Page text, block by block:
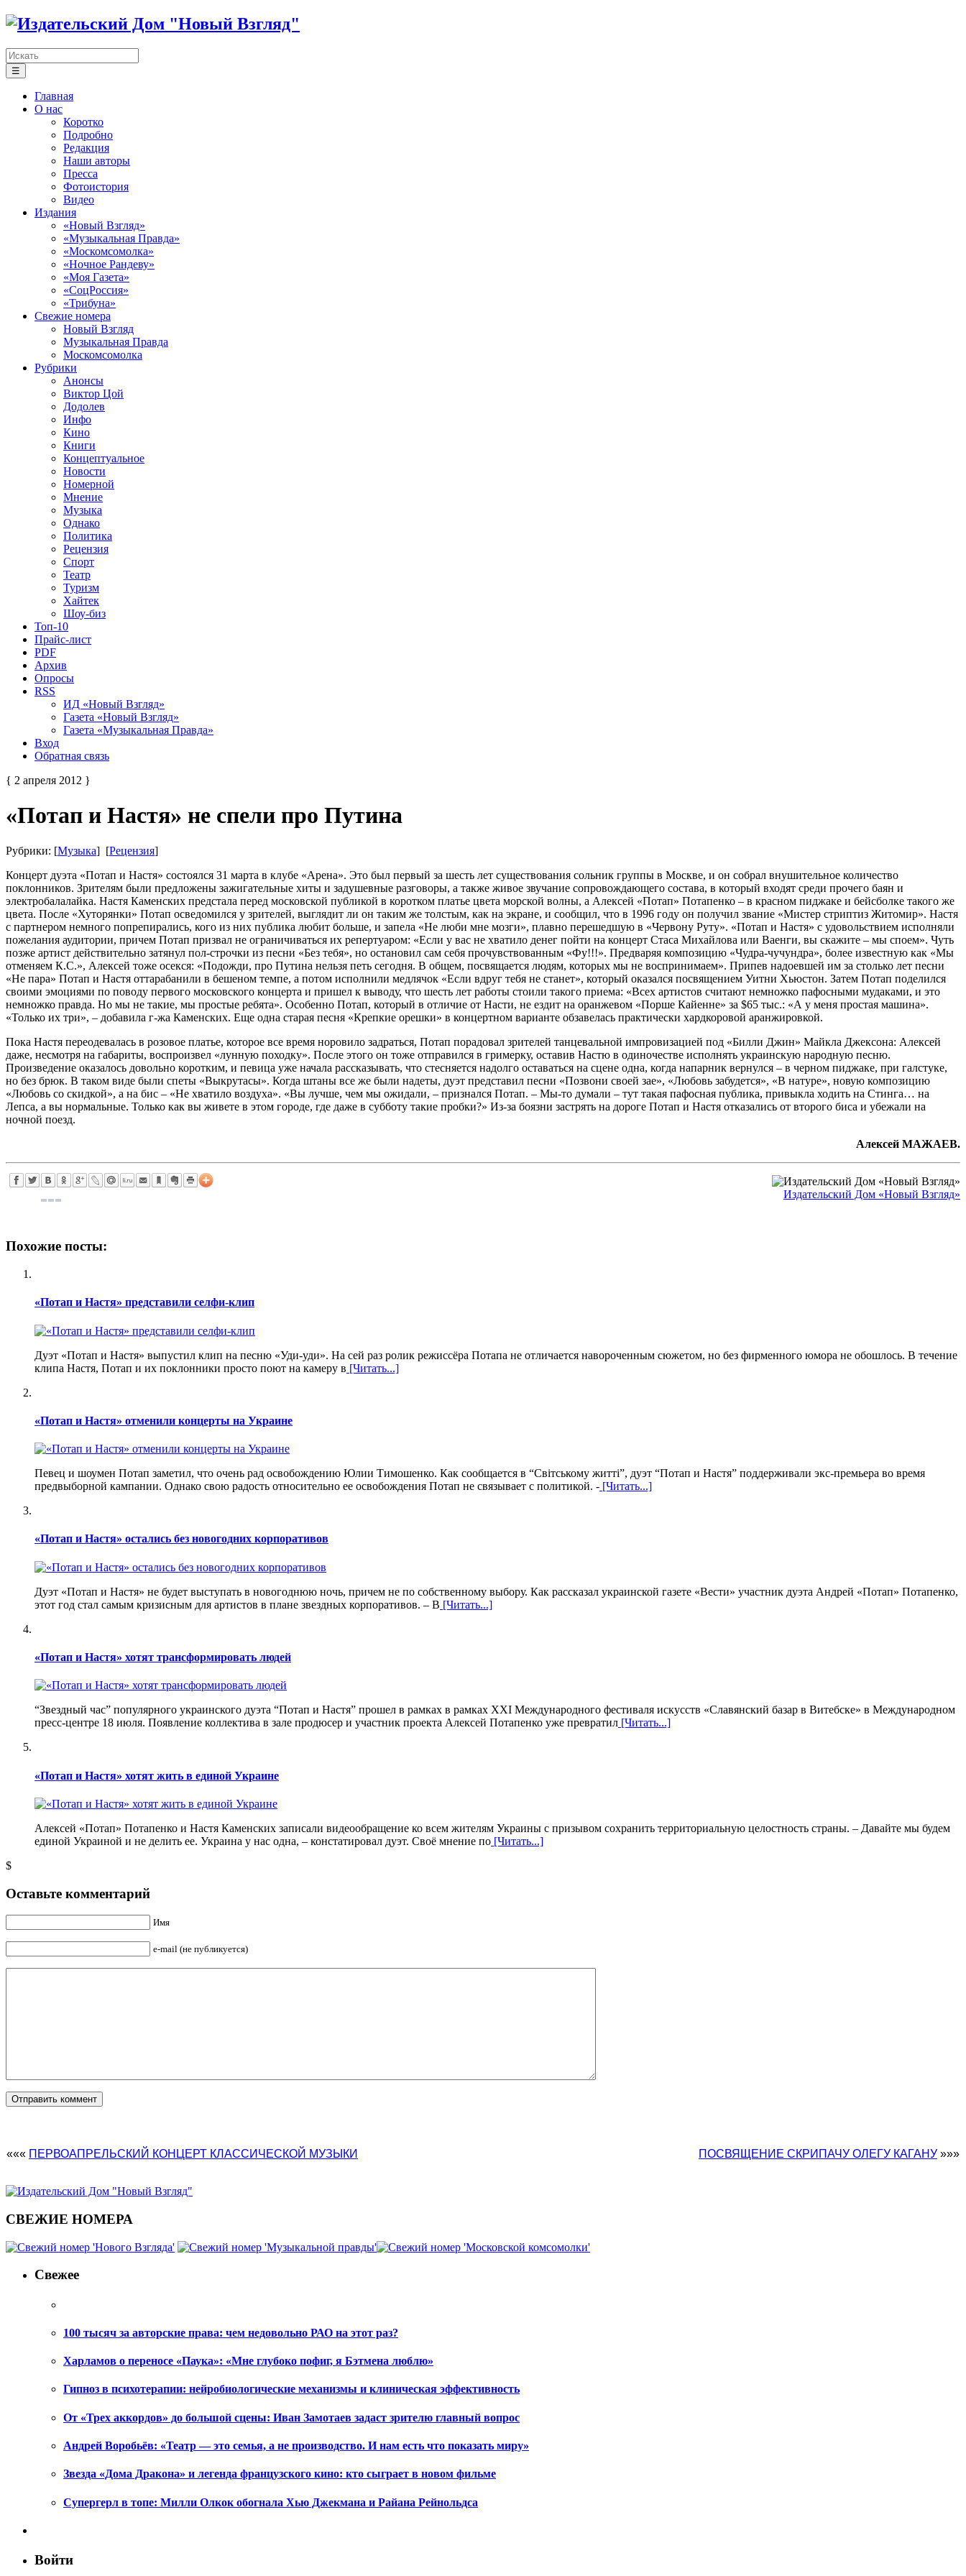
☰
Главная
О нас
Коротко
Подробно
Редакция
Наши авторы
Пресса
Фотоистория
Видео
Издания
«Новый Взгляд»
«Музыкальная Правда»
«Москомсомолка»
«Ночное Рандеву»
«Моя Газета»
«СоцРоссия»
«Трибуна»
Свежие номера
Новый Взгляд
Музыкальная Правда
Москомсомолка
Рубрики
Анонсы
Виктор Цой
Додолев
Инфо
Кино
Книги
Концептуальное
Новости
Номерной
Мнение
Музыка
Однако
Политика
Рецензия
Спорт
Театр
Туризм
Хайтек
Шоу-биз
Топ-10
Прайс-лист
PDF
Архив
Опросы
RSS
ИД «Новый Взгляд»
Газета «Новый Взгляд»
Газета «Музыкальная Правда»
Вход
Обратная связь
{ 2 апреля 2012 }
«Потап и Настя» не спели про Путина
Рубрики: [Музыка] [Рецензия]
Концерт дуэта «Потап и Настя» состоялся 31 марта в клубе «Арена». Это был первый за шесть лет существования сольник группы в Москве, и он собрал внушительное количество
поклонников. Зрителям были предложены зажигательные хиты и задушевные разговоры, а также живое звучание сопровождающего состава, в который входят среди прочего баян и
электробалалайка. Настя Каменских предстала перед московской публикой в коротком платье цвета морской волны, а Алексей «Потап» Потапенко – в красном пиджаке и бейсболке такого же
цвета. После «Хуторянки» Потап осведомился у зрителей, выглядит ли он таким же толстым, как на экране, и сообщил, что в 1996 году он получил звание «Мистер стриптиз Житомир». Настя
с партнером немного попрепирались, кого из них публика любит больше, и запела «Не люби мне мозги», плавно перешедшую в «Червону Руту». «Потап и Настя» с удовольствием исполняли
пожелания аудитории, причем Потап призвал не ограничиваться их репертуаром: «Если у вас не хватило денег пойти на концерт Стаса Михайлова или Ваенги, вы скажите – мы споем». Чуть
позже артист действительно затянул пол-строчки из песни «Без тебя», но остановил сам себя прочувствованным «Фу!!!». Предваряя композицию «Чудра-чучундра», более известную как «Мы
отменяем К.С.», Алексей тоже осекся: «Подожди, про Путина нельзя петь сегодня. В общем, посвящается людям, которых мы не воспринимаем». Припев надоевшей им за столько лет песни
«Не пара» Потап и Настя оттарабанили в бешеном темпе, а потом исполнили медлячок «Если вдруг тебя не станет», который оказался посвящением Уитни Хьюстон. Затем Потап поделился
своими эмоциями по поводу первого московского концерта и пришел к выводу, что шесть лет работы стоили такого приема: «Всех артистов считают немножко пафосными мудаками, и это
немножко правда. Но мы не такие, мы простые ребята». Особенно Потап, который в отличие от Насти, не ездит на оранжевом «Порше Кайенне» за $65 тыс.: «А у меня простая машина».
«Только их три», – добавила г-жа Каменских. Еще одна старая песня «Крепкие орешки» в концертном варианте обзавелась практически хардкоровой аранжировкой.
Пока Настя переодевалась в розовое платье, которое все время норовило задраться, Потап порадовал зрителей танцевальной импровизацией под «Билли Джин» Майкла Джексона: Алексей
даже, несмотря на габариты, воспроизвел «лунную походку». После этого он тоже отправился в гримерку, оставив Настю в одиночестве исполнять украинскую народную песню.
Произведение оказалось довольно коротким, и певица уже начала рассказывать, что стесняется надолго оставаться на сцене одна, когда напарник вернулся – в черном пиджаке, при галстуке,
но без брюк. В таком виде были спеты «Выкрутасы». Когда штаны все же были надеты, дуэт представил песни «Позвони своей зае», «Любовь забудется», «В натуре», новую композицию
«Любовь со скидкой», а на бис – «Не хватило воздуха». «Вы лучше, чем мы ожидали, – признался Потап. – Мы-то думали – тут такая пафосная публика, привыкла ходить на Стинга… на
Лепса, а вы нормальные. Только как вы живете в этом городе, где даже в субботу такие пробки?» Из-за боязни застрять на дороге Потап и Настя отказались от второго биса и убежали на
ночной поезд.
Алексей МАЖАЕВ.
Издательский Дом «Новый Взгляд»
Похожие посты:
«Потап и Настя» представили селфи-клип
Дуэт «Потап и Настя» выпустил клип на песню «Уди-уди». На сей раз ролик режиссёра Потапа не отличается навороченным сюжетом, но без фирменного юмора не обошлось. В течение
клипа Настя, Потап и их поклонники просто поют на камеру в [Читать...]
«Потап и Настя» отменили концерты на Украине
Певец и шоумен Потап заметил, что очень рад освобождению Юлии Тимошенко. Как сообщается в “Світському житті”, дуэт “Потап и Настя” поддерживали экс-премьера во время
предвыборной кампании. Однако свою радость относительно ее освобождения Потап не связывает с политикой. - [Читать...]
«Потап и Настя» остались без новогодних корпоративов
Дуэт «Потап и Настя» не будет выступать в новогоднюю ночь, причем не по собственному выбору. Как рассказал украинской газете «Вести» участник дуэта Андрей «Потап» Потапенко,
этот год стал самым кризисным для артистов в плане звездных корпоративов. – В [Читать...]
«Потап и Настя» хотят трансформировать людей
“Звездный час” популярного украинского дуэта “Потап и Настя” прошел в рамках в рамках XXI Международного фестиваля искусств «Славянский базар в Витебске» в Международном
пресс-центре 18 июля. Появление коллектива в зале продюсер и участник проекта Алексей Потапенко уже превратил [Читать...]
«Потап и Настя» хотят жить в единой Украине
Алексей «Потап» Потапенко и Настя Каменских записали видеообращение ко всем жителям Украины с призывом сохранить территориальную целостность страны. – Давайте мы будем
единой Украиной и не делить ее. Украина у нас одна, – констатировал дуэт. Своё мнение по [Читать...]
$
Оставьте комментарий
Имя
e-mail (не публикуется)
««« ПЕРВОАПРЕЛЬСКИЙ КОНЦЕРТ КЛАССИЧЕСКОЙ МУЗЫКИ ПОСВЯЩЕНИЕ СКРИПАЧУ ОЛЕГУ КАГАНУ »»»
СВЕЖИЕ НОМЕРА
Свежее
100 тысяч за авторские права: чем недовольно РАО на этот раз?
Харламов о переносе «Паука»: «Мне глубоко пофиг, я Бэтмена люблю»
Гипноз в психотерапии: нейробиологические механизмы и клиническая эффективность
От «Трех аккордов» до большой сцены: Иван Замотаев задаст зрителю главный вопрос
Андрей Воробьёв: «Театр — это семья, а не производство. И нам есть что показать миру»
Звезда «Дома Дракона» и легенда французского кино: кто сыграет в новом фильме
Супергерл в топе: Милли Олкок обогнала Хью Джекмана и Райана Рейнольдса
Войти